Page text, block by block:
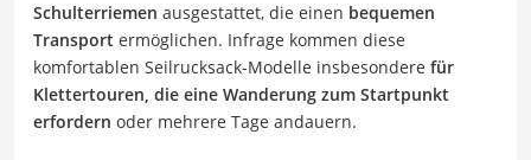
Schulterriemen ausgestattet, die einen bequemen
Transport ermöglichen. Infrage kommen diese
komfortablen Seilrucksack-Modelle insbesondere für
Klettertouren, die eine Wanderung zum Startpunkt
erfordern oder mehrere Tage andauern.